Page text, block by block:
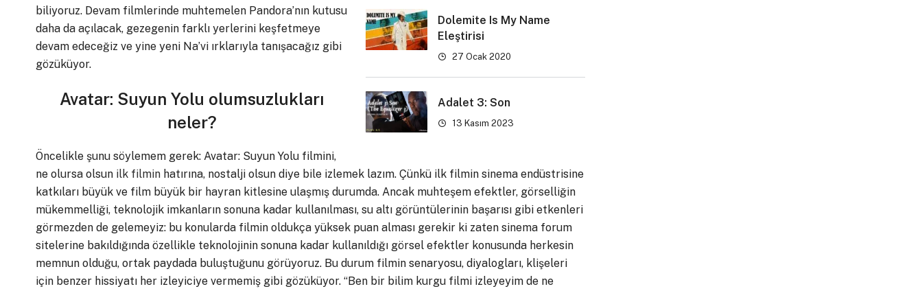
Dolemite Is My Name
Eleştirisi
27 Ocak 2020
Adalet 3: Son
13 Kasım 2023
biliyoruz. Devam filmlerinde muhtemelen Pandora’nın kutusu
daha da açılacak, gezegenin farklı yerlerini keşfetmeye
devam edeceğiz ve yine yeni Na’vi ırklarıyla tanışacağız gibi
gözüküyor.
Avatar: Suyun Yolu olumsuzlukları
neler?
Öncelikle şunu söylemem gerek: Avatar: Suyun Yolu filmini,
ne olursa olsun ilk filmin hatırına, nostalji olsun diye bile izlemek lazım. Çünkü ilk filmin sinema endüstrisine
katkıları büyük ve film büyük bir hayran kitlesine ulaşmış durumda. Ancak muhteşem efektler, görselliğin
mükemmelliği, teknolojik imkanların sonuna kadar kullanılması, su altı görüntülerinin başarısı gibi etkenleri
görmezden de gelemeyiz: bu konularda filmin oldukça yüksek puan alması gerekir ki zaten sinema forum
sitelerine bakıldığında özellikle teknolojinin sonuna kadar kullanıldığı görsel efektler konusunda herkesin
memnun olduğu, ortak paydada buluştuğunu görüyoruz. Bu durum filmin senaryosu, diyalogları, klişeleri
için benzer hissiyatı her izleyiciye vermemiş gibi gözüküyor. “Ben bir bilim kurgu filmi izleyeyim de ne